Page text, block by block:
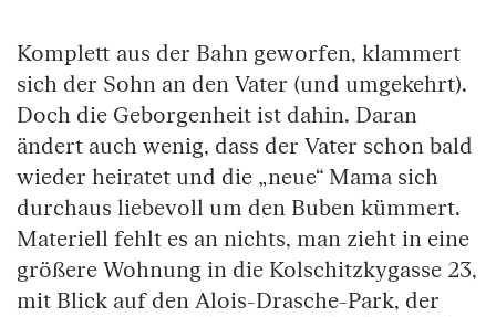
Komplett aus der Bahn geworfen, klammert
sich der Sohn an den Vater (und umgekehrt).
Doch die Geborgenheit ist dahin. Daran
ändert auch wenig, dass der Vater schon bald
wieder heiratet und die „neue“ Mama sich
durchaus liebevoll um den Buben kümmert.
Materiell fehlt es an nichts, man zieht in eine
größere Wohnung in die Kolschitzkygasse 23,
mit Blick auf den Alois-Drasche-Park, der